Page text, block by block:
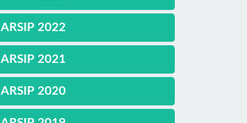
ARSIP 2022
ARSIP 2021
ARSIP 2020